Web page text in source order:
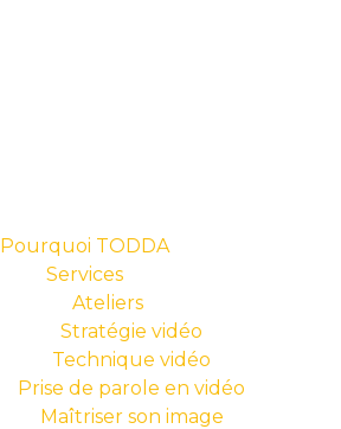
Pourquoi TODDA
Services
Ateliers
Stratégie vidéo
Technique vidéo
Prise de parole en vidéo
Maîtriser son image